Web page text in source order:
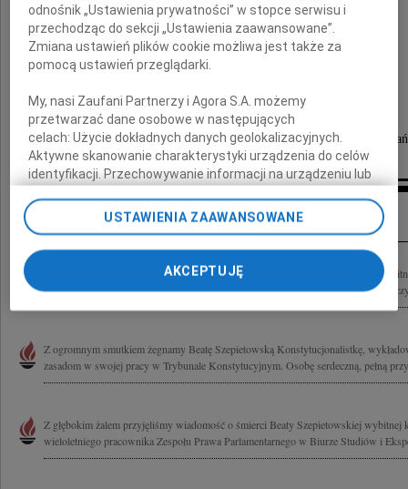
Iwona Maruszak z rodziną
Msza święta żałobna zostanie odprawiona
20 października 2025 roku o godzinie 10.30
w kościele Św. Dominika w Warszawie. ul
Inne kondolencje
Z głębokim żalem przyjąłem wiadomość o śmierci Pani Beaty Szepietowskiej
pracowniczki Kancelarii Sejmu i Trybunału Konstytucyjnego, świetnej
Z ogromnym smutkiem żegnamy Beatę Szepietowską Konstytucjonalistkę,
zasadom w swojej pracy w Trybunale Konstytucyjnym. Osobę serdeczną, pełną
Z głębokim żalem przyjęliśmy wiadomość o śmierci Beaty Szepietowskiej wybitnej
wieloletniego pracownika Zespołu Prawa Parlamentarnego w Biurze Studiów i
odnośnik „Ustawienia prywatności” w stopce serwisu i
przechodząc do sekcji „Ustawienia zaawansowane”.
Zmiana ustawień plików cookie możliwa jest także za
pomocą ustawień przeglądarki.
My, nasi Zaufani Partnerzy i Agora S.A. możemy
przetwarzać dane osobowe w następujących
celach:Użycie dokładnych danych geolokalizacyjnych.
Aktywne skanowanie charakterystyki urządzenia do celów
identyfikacji. Przechowywanie informacji na urządzeniu lub
reklam i treści, badnie odbiorców i ulepszanie usług.
Lista Zaufanych Partnerów
USTAWIENIA ZAAWANSOWANE
AKCEPTUJĘ